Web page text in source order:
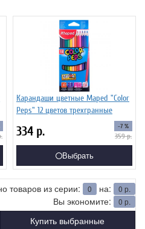
Карандаши цветные Maped "Color
Peps" 12 цветов трехгранные
334 р. -7 %
359р.
Выбрать
товаров из серии: 0 на: 0 р.
Вы экономите: 0 р.
Купить выбранные